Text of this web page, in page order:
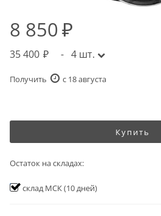
8 850
35 400 - 4 шт.
Получить c 18 августа
Купить
Остаток на складах:
склад МСК(10 дней)